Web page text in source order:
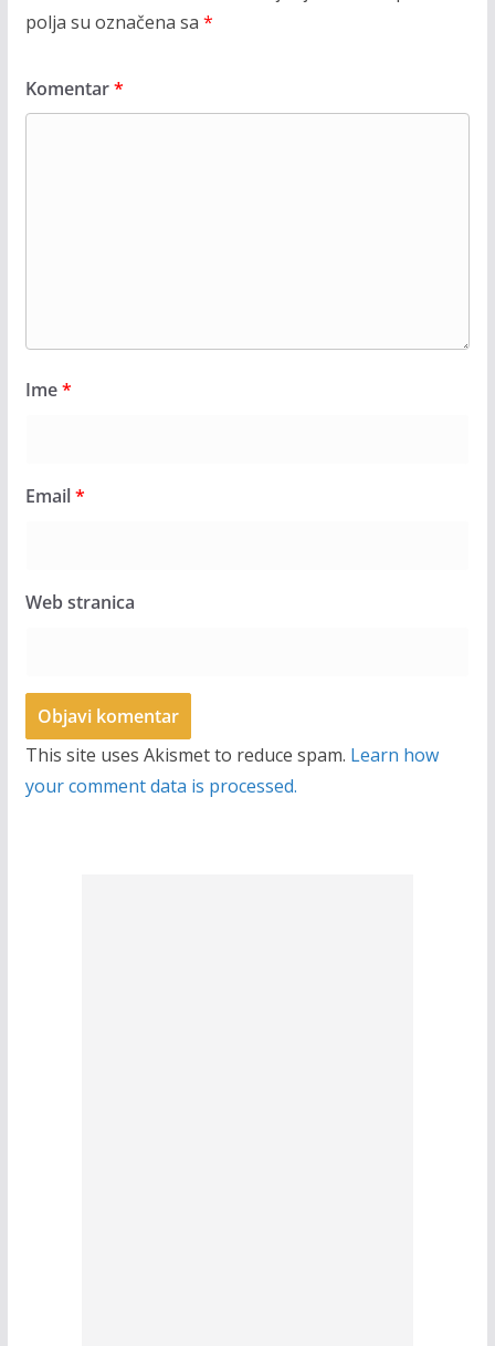
polja su označena sa *
Komentar*
Ime*
Email*
Web stranica
This site uses Akismet to reduce spam. Learn how
your comment data is processed.